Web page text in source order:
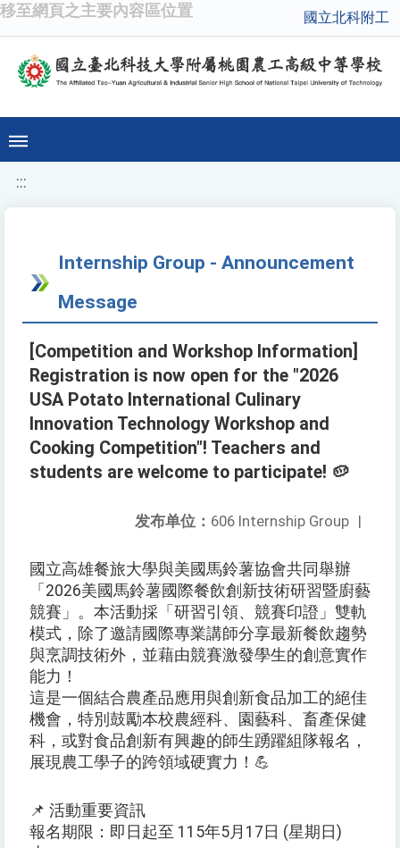
移至網頁之主要內容區位置 國立北科附工
:::
Internship Group - Announcement
Message
[Competition and Workshop Information]
Registration is now open for the "2026
USA Potato International Culinary
Innovation Technology Workshop and
Cooking Competition"! Teachers and
students are welcome to participate! 🥔
发布单位： 606 Internship Group |
國立高雄餐旅大學與美國馬鈴薯協會共同舉辦
「2026美國馬鈴薯國際餐飲創新技術研習暨廚藝
競賽」。本活動採「研習引領、競賽印證」雙軌
模式，除了邀請國際專業講師分享最新餐飲趨勢
與烹調技術外，並藉由競賽激發學生的創意實作
能力！
這是一個結合農產品應用與創新食品加工的絕佳
機會，特別鼓勵本校農經科、園藝科、畜產保健
科，或對食品創新有興趣的師生踴躍組隊報名，
展現農工學子的跨領域硬實力！💪
📌 活動重要資訊
報名期限：即日起至 115年5月17日 (星期日)